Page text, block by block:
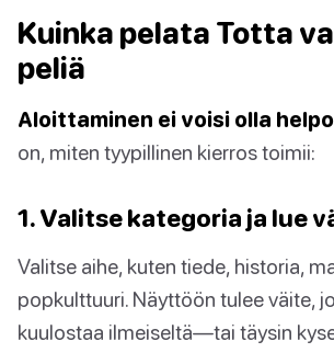
Kuinka pelata Totta
peliä
Aloittaminen ei voisi olla
on, miten tyypillinen kierros toimii:
1. Valitse kategoria ja lue
Valitse aihe, kuten tiede, historia,
popkulttuuri. Näyttöön tulee väite,
kuulostaa ilmeiseltä—tai täysin